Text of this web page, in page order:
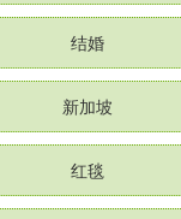
结婚
新加坡
红毯